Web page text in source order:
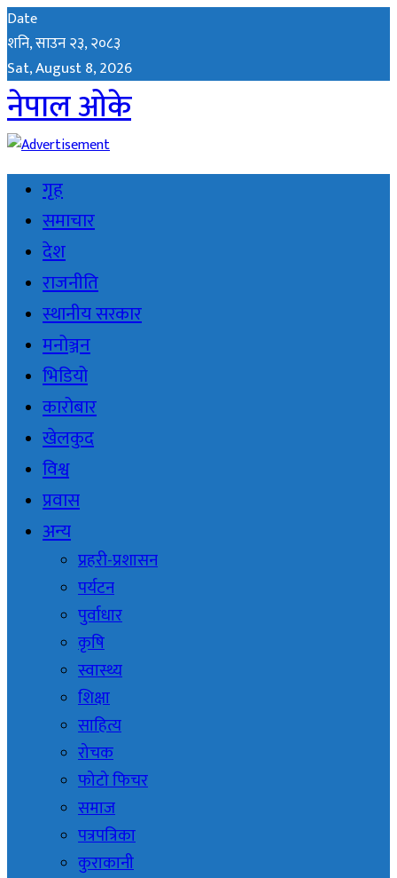
Date
शनि, साउन २३, २०८३
Sat, August 8, 2026
नेपाल ओके
गृह
समाचार
देश
राजनीति
स्थानीय सरकार
मनोञ्जन
भिडियो
कारोबार
खेलकुद
विश्व
प्रवास
अन्य
प्रहरी-प्रशासन
पर्यटन
पुर्वाधार
कृषि
स्वास्थ्य
शिक्षा
साहित्य
रोचक
फोटो फिचर
समाज
पत्रपत्रिका
कुराकानी